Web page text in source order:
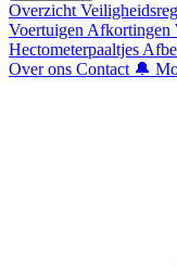
Overzicht
Voertuigen Afkortingen
Hectometerpaaltjes
Over ons Contact 🔔